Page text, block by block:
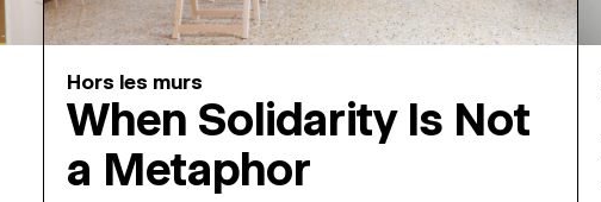
Hors les murs
When Solidarity Is Not
a Metaphor